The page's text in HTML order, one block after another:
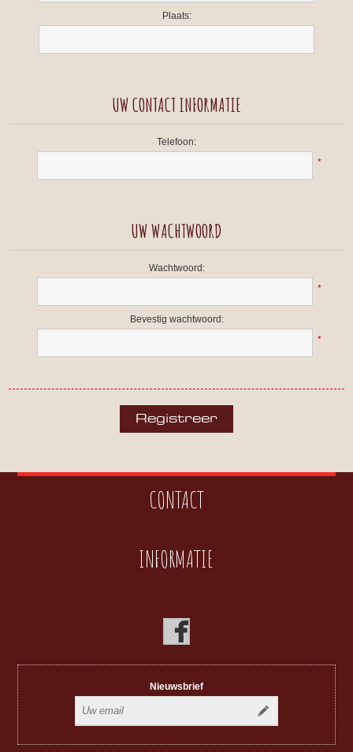
Plaats:
UW CONTACT INFORMATIE
Telefoon:
*
UW WACHTWOORD
Wachtwoord:
*
Bevestig wachtwoord:
*
CONTACT
INFORMATIE
Nieuwsbrief